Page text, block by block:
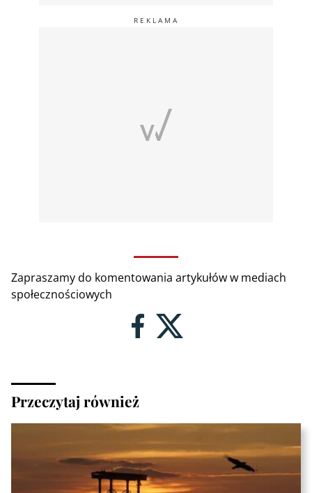
Zapraszamy do komentowania artykułów w mediach
społecznościowych
Przeczytaj również